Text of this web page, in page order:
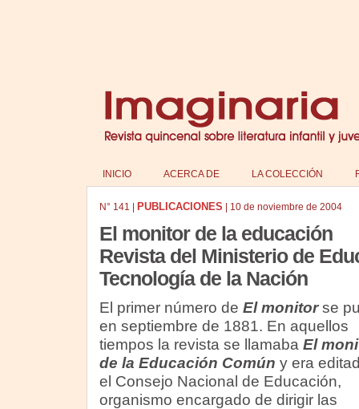
INICIO ACERCA DE LA COLECCIÓN
N° 141 PUBLICACIONES 10 de noviembre de 2004
El monitor de la educación
Revista del Ministerio de
Tecnología de la Nación
El primer número de El monitorse
en septiembre de 1881. En aquellos
tiempos la revista se llamaba El
de la Educación Común y era
el Consejo Nacional de Educación,
organismo encargado de dirigir las